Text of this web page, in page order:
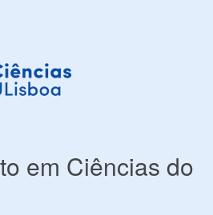
em Ciências do